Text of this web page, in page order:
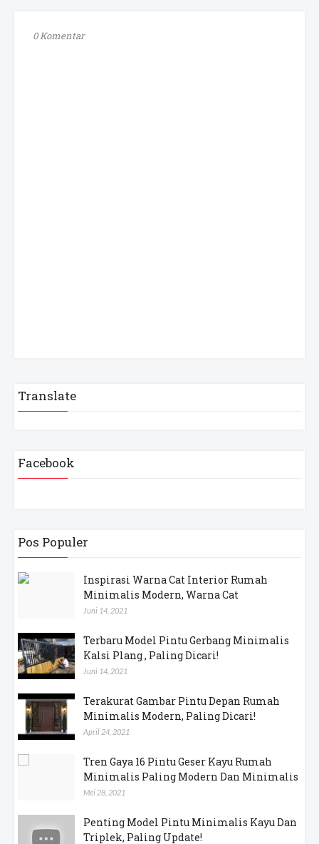
0 Komentar
Translate
Facebook
Pos Populer
Inspirasi Warna Cat Interior Rumah
Minimalis Modern, Warna Cat
Juni 14, 2021
Terbaru Model Pintu Gerbang Minimalis
Kalsi Plang , Paling Dicari!
Juni 14, 2021
Terakurat Gambar Pintu Depan Rumah
Minimalis Modern, Paling Dicari!
April 24, 2021
Tren Gaya 16 Pintu Geser Kayu Rumah
Minimalis Paling Modern Dan Minimalis
Mei 28, 2021
Penting Model Pintu Minimalis Kayu Dan
Triplek, Paling Update!